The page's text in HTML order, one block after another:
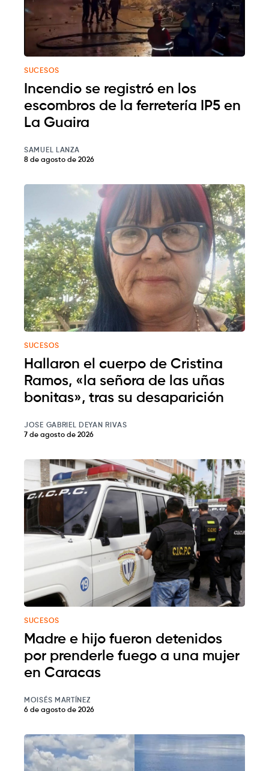
SUCESOS
Incendio se registró en los
escombros de la ferretería IP5 en
La Guaira
SAMUEL LANZA
8 de agosto de 2026
SUCESOS
Hallaron el cuerpo de Cristina
Ramos, «la señora de las uñas
bonitas», tras su desaparición
JOSE GABRIEL DEYAN RIVAS
7 de agosto de 2026
SUCESOS
Madre e hijo fueron detenidos
por prenderle fuego a una mujer
en Caracas
MOISÉS MARTÍNEZ
6 de agosto de 2026